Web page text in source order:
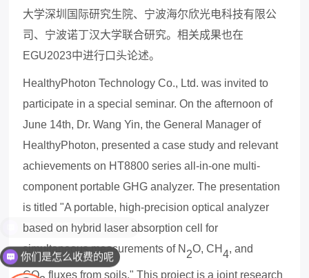
大学深圳国际研究生院、宁波海尔欣光电科技有限公
司、宁波诺丁汉大学联合研究。相关成果也在
EGU2023中进行口头论述。
HealthyPhoton Technology Co., Ltd. was invited to
participate in a special seminar. On the afternoon of
June 14th, Dr. Wang Yin, the General Manager of
HealthyPhoton, presented a case study and relevant
achievements on HT8800 series all-in-one multi-
component portableGHG analyzer. The presentation
is titled "A portable, high-precision optical analyzer
based on hybrid laser absorption cell for
simultaneous measurements of N 2O, CH 4, and
CO fluxes from soils." This project is a joint research
你们是怎么收费的呢